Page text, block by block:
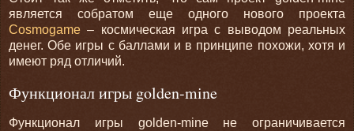
является собратом еще одного нового проекта
Сosmogame – космическая игра с выводом реальных
денег. Обе игры с баллами и в принципе похожи, хотя и
имеют ряд отличий.
Функционал игры golden-mine
Функционал игры golden-mine не ограничивается